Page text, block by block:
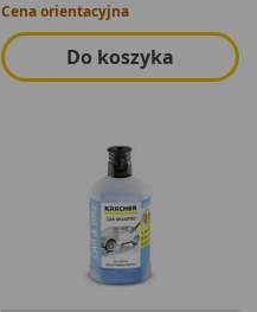
Cena orientacyjna
Do koszyka